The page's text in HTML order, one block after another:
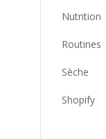
Nutrition
Routines
Sèche
Shopify